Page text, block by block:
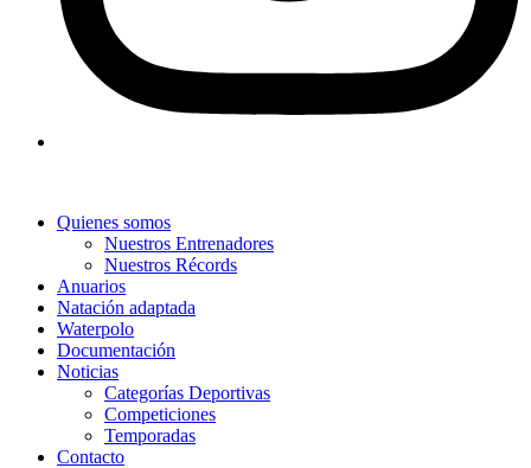
Quienes somos
Nuestros Entrenadores
Nuestros Récords
Anuarios
Natación adaptada
Waterpolo
Documentación
Noticias
Categorías Deportivas
Competiciones
Temporadas
Contacto